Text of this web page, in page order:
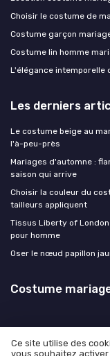
Choisir le costume de
Costume garçon
Costume lin homme
L'élégance intemporelle
Les derniers
Le costume beige au
l'à-peu-près
Mariages d'automne :
saison qui arrive
Choisir la couleur du
tailleurs appliquent
Tissus Liberty of
pour homme
Oser le nœud papillon
Costume
Ce site utilise des
vous souhaitez activer